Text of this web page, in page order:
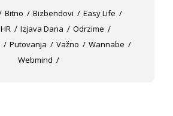
Bitno Bizbendovi
Easy Life
HR Izjava Dana
Odrzime
Putovanja Važno
Wannabe
Webmind